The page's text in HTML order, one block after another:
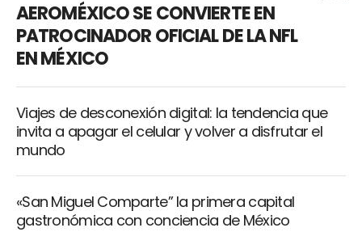
AEROMÉXICO SE CONVIERTE EN
PATROCINADOR OFICIAL DE LA NFL
EN MÉXICO
Viajes de desconexión digital: la tendencia que
invita a apagar el celular y volver a disfrutar el
mundo
«San Miguel Comparte” la primera capital
gastronómica con conciencia de México